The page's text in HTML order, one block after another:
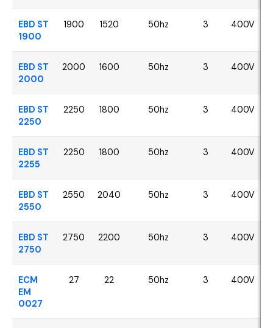
EBD ST
1900
1900 1520 50hz 3 400V
EBD ST
2000
2000 1600 50hz 3 400V
EBD ST
2250
2250 1800 50hz 3 400V
EBD ST
2255
2250 1800 50hz 3 400V
EBD ST
2550
2550 2040 50hz 3 400V
EBD ST
2750
2750 2200 50hz 3 400V
ECM
EM
0027
27 22 50hz 3 400V